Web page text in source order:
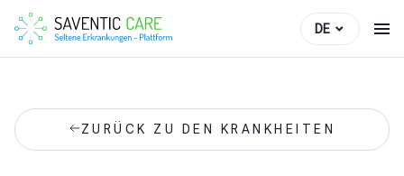
DE
ZURÜCK ZU DEN KRANKHEITEN